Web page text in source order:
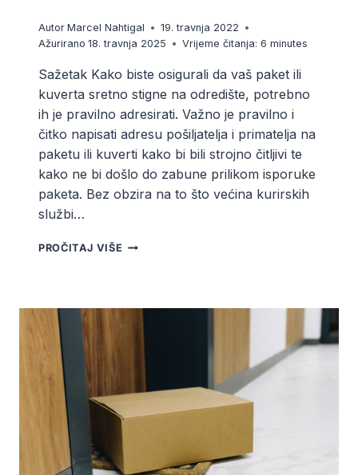
Autor Marcel Nahtigal
19. travnja 2022
Ažurirano 18. travnja 2025 Vrijeme čitanja: 6minutes
Sažetak Kako biste osigurali da vaš paket ili
kuverta sretno stigne na odredište, potrebno
ih je pravilno adresirati. Važno je pravilno i
čitko napisati adresu pošiljatelja i primatelja na
paketu ili kuverti kako bi bili strojno čitljivi te
kako ne bi došlo do zabune prilikom isporuke
paketa. Bez obzira na to što većina kurirskih
službi…
PROČITAJ VIŠE KAKO
KUVERTU?